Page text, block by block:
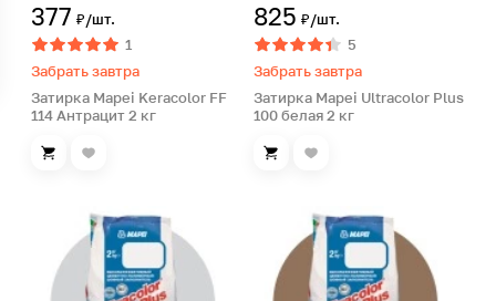
377 ₽/шт.
1
Забрать завтра
Затирка Mapei Keracolor FF
114 Антрацит 2 кг
825 ₽/шт.
5
Забрать завтра
Затирка Mapei Ultracolor Plus
100 белая 2 кг